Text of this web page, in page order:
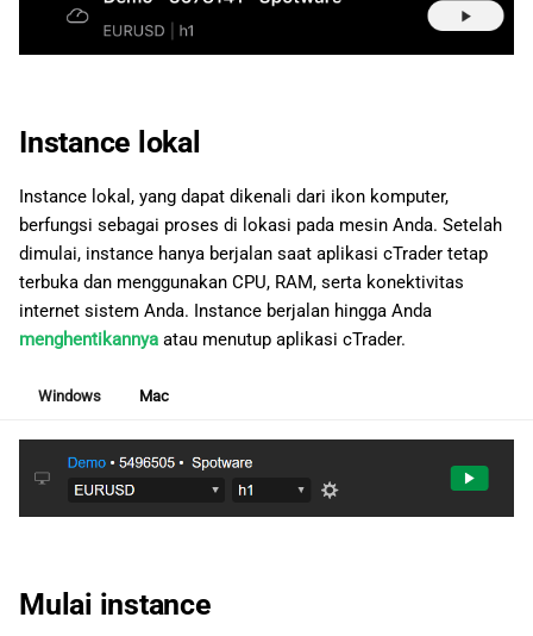
n
Instance lokal
Instance lokal, yang dapat dikenali dari ikon komputer,
berfungsi sebagai proses di lokasi pada mesin Anda. Setelah
dimulai, instance hanya berjalan saat aplikasi cTrader tetap
terbuka dan menggunakan CPU, RAM, serta konektivitas
internet sistem Anda. Instance berjalan hingga Anda
menghentikannya atau menutup aplikasi cTrader.
Windows Mac
Mulai instance